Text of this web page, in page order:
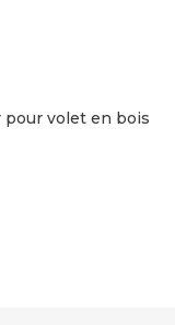
volet en bois